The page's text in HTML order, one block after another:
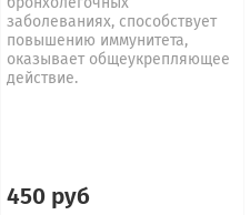
заболеваниях, способствует
повышению иммунитета,
оказывает общеукрепляющее
действие.
450 руб